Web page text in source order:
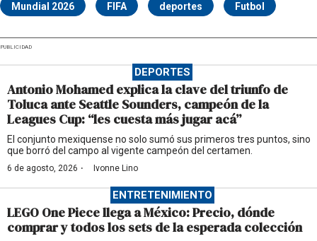
Mundial 2026 FIFA deportes Futbol
PUBLICIDAD
DEPORTES
Antonio Mohamed explica la clave del triunfo de
Toluca ante Seattle Sounders, campeón de la
Leagues Cup: “les cuesta más jugar acá”
El conjunto mexiquense no solo sumó sus primeros tres puntos, sino
que borró del campo al vigente campeón del certamen.
6 de agosto, 2026 · Ivonne Lino
ENTRETENIMIENTO
LEGO One Piece llega a México: Precio, dónde
comprar y todos los sets de la esperada colección